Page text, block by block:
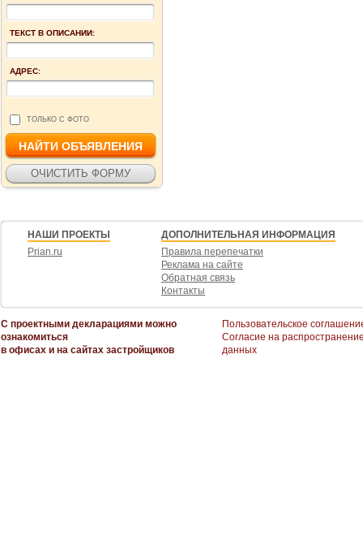
ТЕКСТ В ОПИСАНИИ:
АДРЕС:
ТОЛЬКО С ФОТО
НАШИ ПРОЕКТЫ
Prian.ru
ДОПОЛНИТЕЛЬНАЯ ИНФОРМАЦИЯ
Правила перепечатки
Реклама на сайте
Обратная связь
Контакты
С проектными декларациями можно
ознакомиться
в офисах и на сайтах застройщиков
Пользовательское
Согласие на
данных